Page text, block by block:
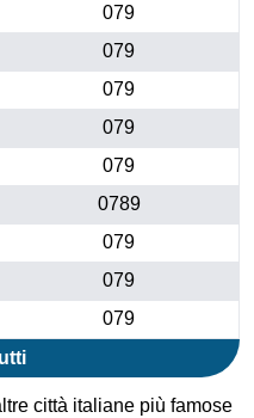
079
079
079
079
079
0789
079
079
079
città italiane più famose